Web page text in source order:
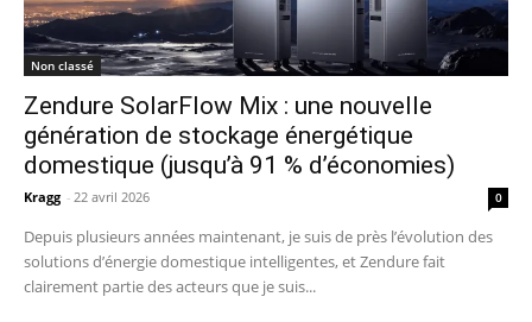
Non classé
Zendure SolarFlow Mix : une nouvelle
génération de stockage énergétique
domestique (jusqu’à 91 % d’économies)
Kragg - 22 avril 2026 0
Depuis plusieurs années maintenant, je suis de près l’évolution des
solutions d’énergie domestique intelligentes, et Zendure fait
clairement partie des acteurs que je suis...